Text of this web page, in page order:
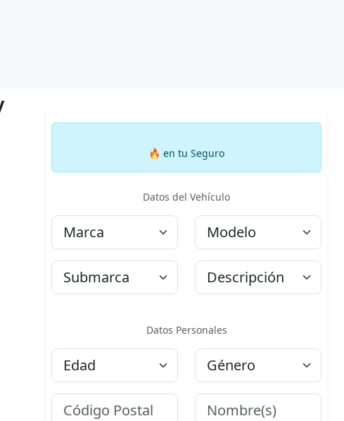
🔥 en tu Seguro
Datos del Vehículo
Marca Modelo
Submarca Descripción
Datos Personales
Edad Género
Código Postal Nombre